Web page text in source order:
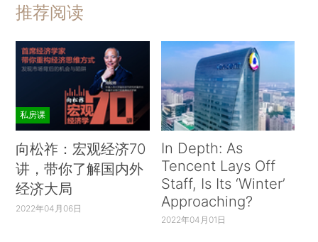
推荐阅读
私房课
向松祚：宏观经济70
讲，带你了解国内外
经济大局
2022年04月06日
In Depth: As
Tencent Lays Off
Staff, Is Its ‘Winter’
Approaching?
2022年04月01日